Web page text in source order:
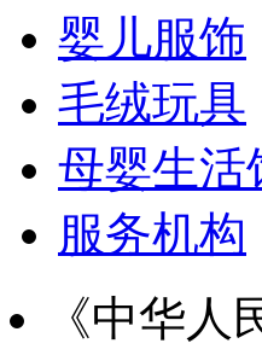
婴儿服饰
毛绒玩具
母婴生活
服务机构
《中华